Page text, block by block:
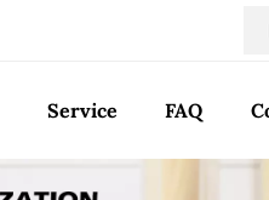
Service FAQ